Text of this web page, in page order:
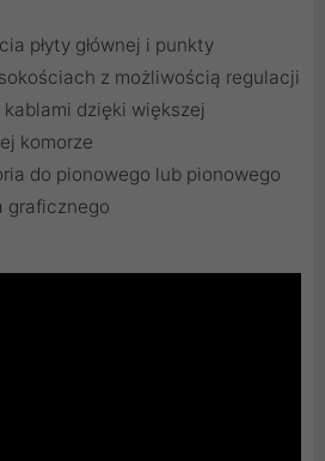
płyty głównej i punkty
z możliwością regulacji
dzięki większej
komorze
do pionowego lub pionowego
graficznego